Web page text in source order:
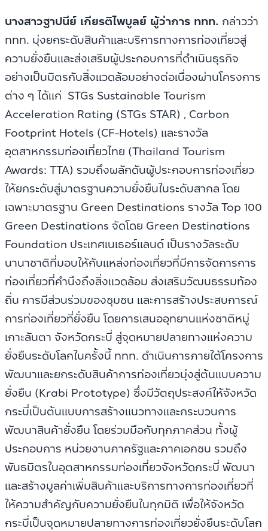
นางสาวฐาปนีย์ เกียรติไพบูลย์ ผู้ว่าการ ททท. กล่าวว่า
ททท. มุ่งยกระดับสินค้าและบริการทางการท่องเที่ยวสู่
ความยั่งยืนและส่งเสริมผู้ประกอบการที่ดำเนินธุรกิจ
อย่างเป็นมิตรกับสิ่งแวดล้อมอย่างต่อเนื่องผ่านโครงการ
ต่าง ๆ ได้แก่ STGs Sustainable Tourism
Acceleration Rating (STGs STAR) , Carbon
Footprint Hotels (CF-Hotels) และรางวัล
อุตสาหกรรมท่องเที่ยวไทย (Thailand Tourism
Awards: TTA) รวมถึงผลักดันผู้ประกอบการท่องเที่ยว
ให้ยกระดับสู่มาตรฐานความยั่งยืนในระดับสากล โดย
เฉพาะมาตรฐาน Green Destinations รางวัล Top 100
Green Destinations จัดโดย Green Destinations
Foundation ประเทศเนเธอร์แลนด์ เป็นรางวัลระดับ
นานาชาติที่มอบให้กับแหล่งท่องเที่ยวที่มีการจัดการการ
ท่องเที่ยวที่คำนึงถึงสิ่งแวดล้อม ส่งเสริมวัฒนธรรมท้อง
ถิ่น การมีส่วนร่วมของชุมชน และการสร้างประสบการณ์
การท่องเที่ยวที่ยั่งยืน โดยการเสนออุทยานแห่งชาติหมู่
เกาะลันตา จังหวัดกระบี่ สู่จุดหมายปลายทางแห่งความ
ยั่งยืนระดับโลกในครั้งนี้ ททท. ดำเนินการภายใต้โครงการ
พัฒนาและยกระดับสินค้าการท่องเที่ยวมุ่งสู่ต้นแบบความ
ยั่งยืน (Krabi Prototype) ซึ่งมีวัตถุประสงค์ให้จังหวัด
กระบี่เป็นต้นแบบการสร้างแนวทางและกระบวนการ
พัฒนาสินค้ายั่งยืน โดยร่วมมือกับทุกภาคส่วน ทั้งผู้
ประกอบการ หน่วยงานภาครัฐและภาคเอกชน รวมถึง
พันธมิตรในอุตสาหกรรมท่องเที่ยวจังหวัดกระบี่ พัฒนา
และสร้างมูลค่าเพิ่มสินค้าและบริการทางการท่องเที่ยวที่
ให้ความสำคัญกับความยั่งยืนในทุกมิติ เพื่อให้จังหวัด
กระบี่เป็นจุดหมายปลายทางการท่องเที่ยวยั่งยืนระดับโลก